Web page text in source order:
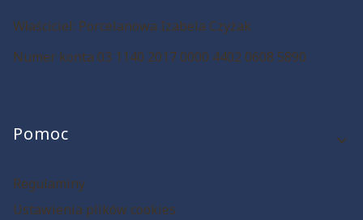
Właściciel: Porcelanowa Izabela Czyżak
Numer konta 03 1140 2017 0000 4402 0608 5890
Linki w stopce
Pomoc
Regulaminy
Ustawienia plików cookies